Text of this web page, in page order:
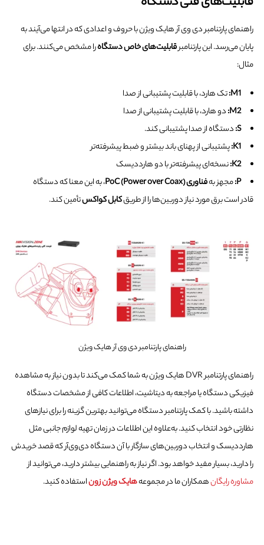
راهنمای پارتنامبر دی وی آر هایک ویژن با حروف و اعدادی که در انتها می‌آیند به
پایان می‌رسد. این پارتنامبرقابلیت‌های خاص دستگاهرا مشخص می‌کنند. برای
مثال:
M1: تک هارد، با قابلیت پشتیبانی از صدا
M2: دو هارد، با قابلیت پشتیبانی از صدا
S: دستگاه از صدا پشتیبانی ‌کند.
K1: پشتیبانی از پهنای باند بیشتر و ضبط پیشرفته‌تر
K2: نسخه‌ای پیشرفته‌تر با دو هارددیسک
P: مجهز بهفناوری PoC (Power over Coax)
، به این معنا که دستگاه
قادر است برق مورد نیاز دوربین‌ها را از طریقکابل کواکستأمین کند.
راهنمای پارتنامبر دی وی آر هایک ویژن
راهنمای پارتنامبر DVR هایک ویژن به شما کمک می‌کند تا بدون نیاز به مشاهده
فیزیکی دستگاه یا مراجعه به دیتاشیت، اطلاعات کافی از مشخصات دستگاه
داشته باشید. با کمک پارتنامبر دستگاه می‌توانید بهترین گزینه را برای نیازهای
نظارتی خود انتخاب کنید. به‌علاوه این اطلاعات در زمان تهیه لوازم جانبی مثل
هارددیسک و انتخاب دوربین‌های سازگار با آن دستگاه دی‌وی‌آر که قصد خریدش
را دارید، بسیار مفید خواهد بود. اگر نیاز به راهنمایی بیشتر دارید، می‌توانید از
مشاوره رایگانهمکاران ما در مجموعههایک ویژن زوناستفاده کنید.